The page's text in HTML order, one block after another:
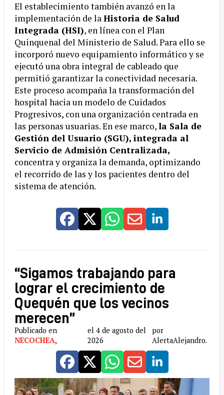
El establecimiento también avanzó en la
implementación de laHistoria de Salud
Integrada (HSI), en línea con el Plan
Quinquenal del Ministerio de Salud. Para ello se
incorporó nuevo equipamiento informático y se
ejecutó una obra integral de cableado que
permitió garantizar la conectividad necesaria.
Este proceso acompaña la transformación del
hospital hacia un modelo de Cuidados
Progresivos, con una organización centrada en
las personas usuarias. En ese marco,la Sala de
Gestión del Usuario (SGU), integrada al
Servicio de Admisión Centralizada,
concentra y organiza la demanda, optimizando
el recorrido de las y los pacientes dentro del
sistema de atención.
“Sigamos trabajando para
lograr el crecimiento de
Quequén que los vecinos
merecen”
Publicado en
NECOCHEA,
el 4 de agosto del
2026
por
AlertaAlejandro.